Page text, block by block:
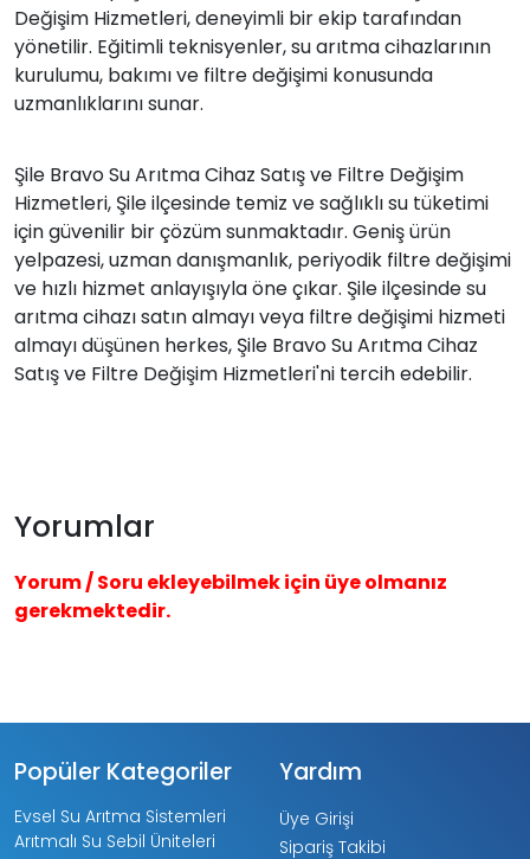
Değişim Hizmetleri, deneyimli bir ekip tarafından
yönetilir. Eğitimli teknisyenler, su arıtma cihazlarının
kurulumu, bakımı ve filtre değişimi konusunda
uzmanlıklarını sunar.
Şile Bravo Su Arıtma Cihaz Satış ve Filtre Değişim
Hizmetleri, Şile ilçesinde temiz ve sağlıklı su tüketimi
için güvenilir bir çözüm sunmaktadır. Geniş ürün
yelpazesi, uzman danışmanlık, periyodik filtre değişimi
ve hızlı hizmet anlayışıyla öne çıkar. Şile ilçesinde su
arıtma cihazı satın almayı veya filtre değişimi hizmeti
almayı düşünen herkes, Şile Bravo Su Arıtma Cihaz
Satış ve Filtre Değişim Hizmetleri'ni tercih edebilir.
Yorumlar
Yorum / Soru ekleyebilmek için üye olmanız
gerekmektedir.
Popüler Kategoriler
Evsel Su Arıtma Sistemleri
Arıtmalı Su Sebil Üniteleri
Yardım
Üye Girişi
Sipariş Takibi